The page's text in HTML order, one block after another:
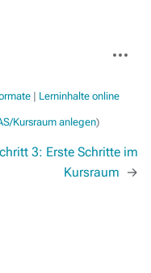
Aktionen
‎ | Lerninhalte online
Kursraum anlegen)
3: Erste Schritte im
Kursraum →